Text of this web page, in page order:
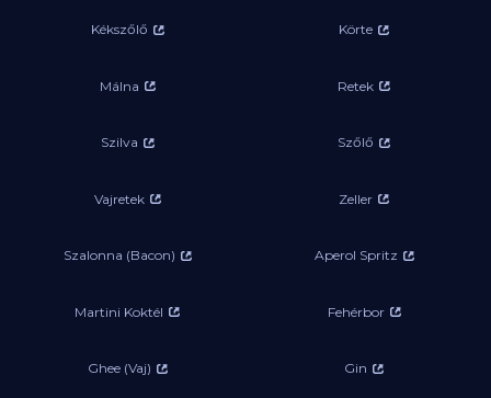
Kékszőlő Körte
Málna Retek
Szilva Szőlő
Vajretek Zeller
Szalonna (Bacon) Aperol Spritz
Martini Koktél Fehérbor
Ghee (Vaj) Gin